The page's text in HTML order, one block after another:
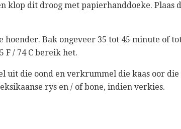
klop dit droog met papierhanddoeke. Plaas
hoender. Bak ongeveer 35 tot 45 minute of
F / 74 C bereik het.
uit die oond en verkrummel die kaas oor
rys en / of bone, indien verkies.